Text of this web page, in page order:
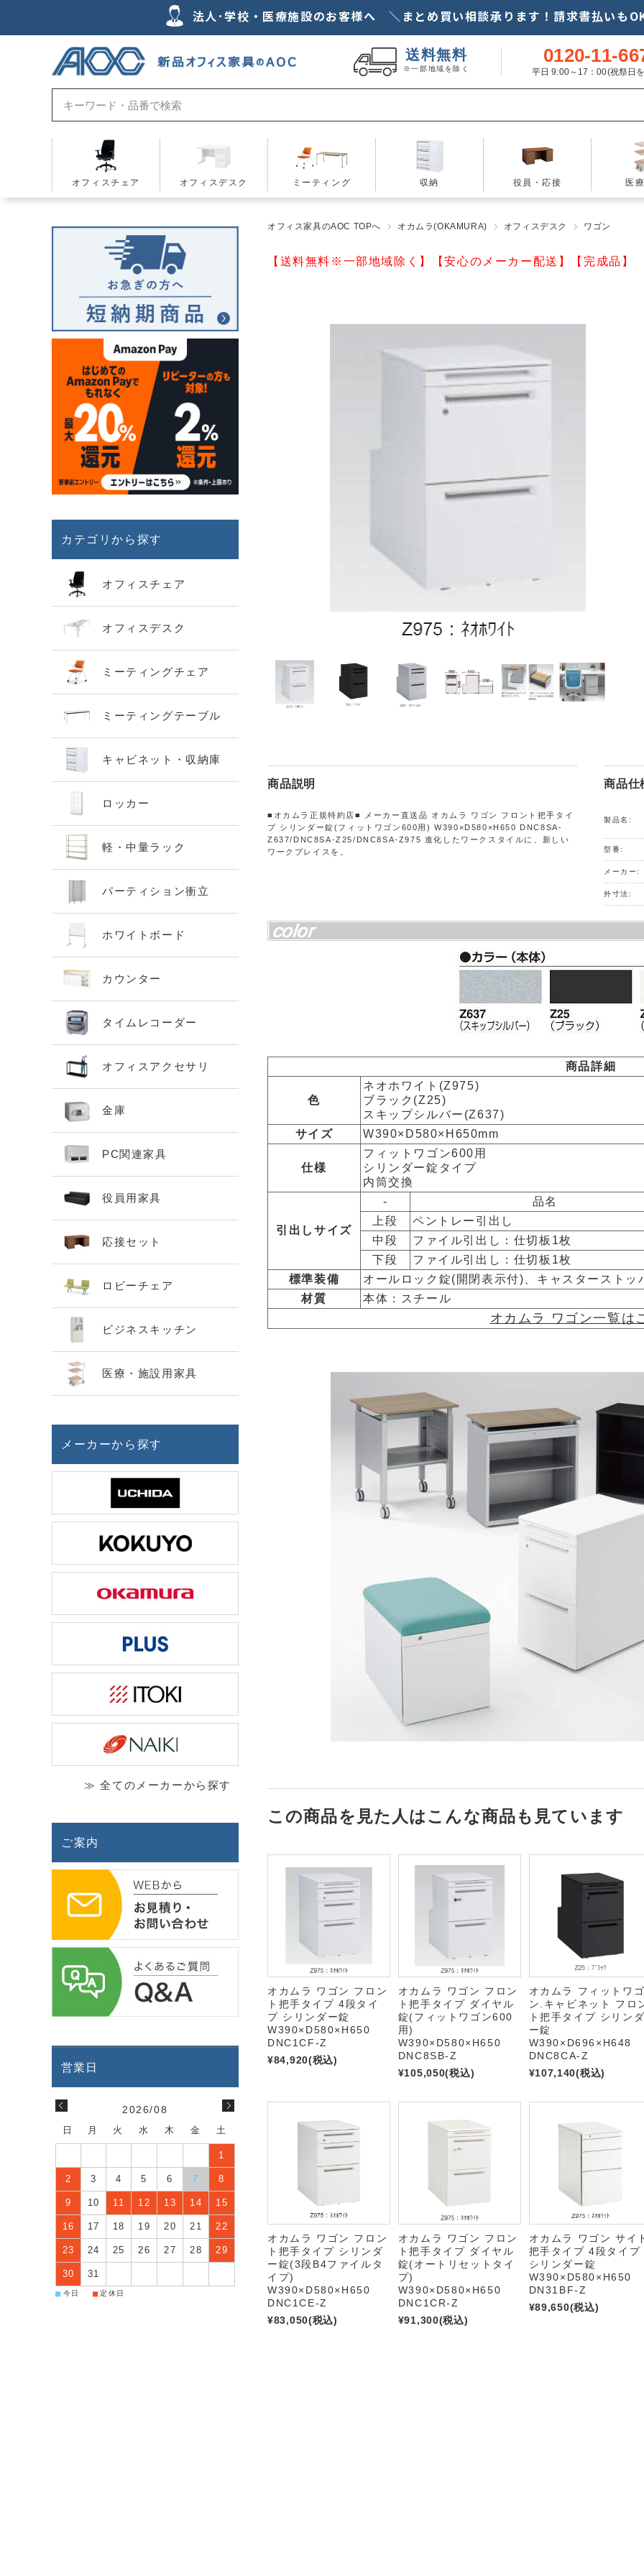
法人･学校・医療施設のお客様へ ＼まとめ買い相談承ります！請求書払いも
送料無料
※一部地域を除く
0120-11-
平日 9:00～17：00(祝祭日
オフィスチェア オフィスデスク ミーティング 収納 役員・応接 医
オフィス家具のAOC TOPへ オカムラ(OKAMURA) オフィスデスク ワゴン
【送料無料※一部地域除く】【安心のメーカー配送】【完成品】
商品説明
■オカムラ正規特約店■ メーカー直送品 オカムラ ワゴン フロント把手タイ
プ シリンダー錠(フィットワゴン600用) W390×D580×H650 DNC8SA-
Z637/DNC8SA-Z25/DNC8SA-Z975 進化したワークスタイルに、新しい
ワークプレイスを。
商品仕
製品名:
型番:
メーカー:
外寸法:
商品詳細
色
ネオホワイト(Z975)
ブラック(Z25)
スキップシルバー(Z637)
サイズ
W390×D580×H650mm
仕様
フィットワゴン600用
シリンダー錠タイプ
内筒交換
引出しサイズ
-
品名
上段
ペントレー引出し
中段
ファイル引出し：仕切板1枚
下段
ファイル引出し：仕切板1枚
標準装備
オールロック錠(開閉表示付)、キャスタースト
材質
本体：スチール
オカムラ ワゴン一覧は
この商品を見た人はこんな商品も見ています
オカムラ ワゴン フロン
ト把手タイプ 4段タイ
プ シリンダー錠
W390×D580×H650
DNC1CF-Z
¥84,920(税込)
オカムラ ワゴン フロン
ト把手タイプ ダイヤル
錠(フィットワゴン600
用)
W390×D580×H650
DNC8SB-Z
¥105,050(税込)
オカムラ フィットワ
ン.キャビネット フロ
ト把手タイプ シリン
ー錠
W390×D696×H648
DNC8CA-Z
¥107,140(税込)
オカムラ ワゴン フロン
ト把手タイプ シリンダ
ー錠(3段B4ファイルタ
イプ)
W390×D580×H650
DNC1CE-Z
¥83,050(税込)
オカムラ ワゴン フロン
ト把手タイプ ダイヤル
錠(オートリセットタイ
プ)
W390×D580×H650
DNC1CR-Z
¥91,300(税込)
オカムラ ワゴン サイ
把手タイプ 4段タイプ
シリンダー錠
W390×D580×H650
DN31BF-Z
¥89,650(税込)
カテゴリから探す
オフィスチェア
オフィスデスク
ミーティングチェア
ミーティングテーブル
キャビネット・収納庫
ロッカー
軽・中量ラック
パーティション衝立
ホワイトボード
カウンター
タイムレコーダー
オフィスアクセサリ
金庫
PC関連家具
役員用家具
応接セット
ロビーチェア
ビジネスキッチン
医療・施設用家具
メーカーから探す
≫ 全てのメーカーから探す
ご案内
2026/08
日 月 火 水 木 金 土
1
2 3 4 5 6 7 8
9 10 11 12 13 14 15
16 17 18 19 20 21 22
23 24 25 26 27 28 29
30 31
■ 今日 ■ 定休日